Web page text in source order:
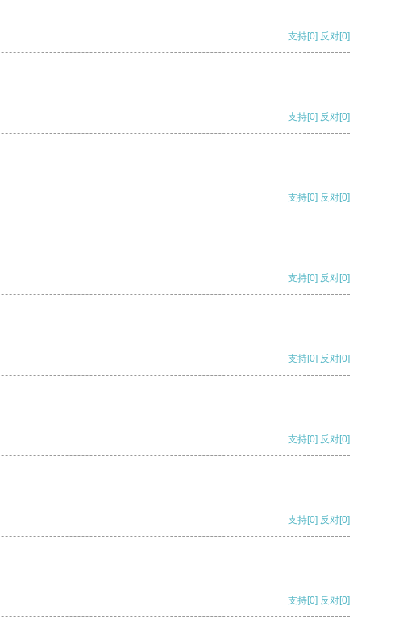
支持[0] 反对[0]
支持[0] 反对[0]
支持[0] 反对[0]
支持[0] 反对[0]
支持[0] 反对[0]
支持[0] 反对[0]
支持[0] 反对[0]
支持[0] 反对[0]